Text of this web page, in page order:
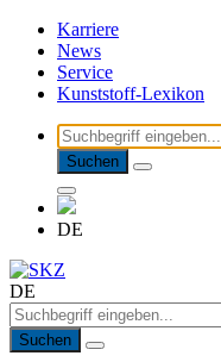
Karriere
News
Service
Kunststoff-Lexikon
Suchen
DE
DE
Suchen